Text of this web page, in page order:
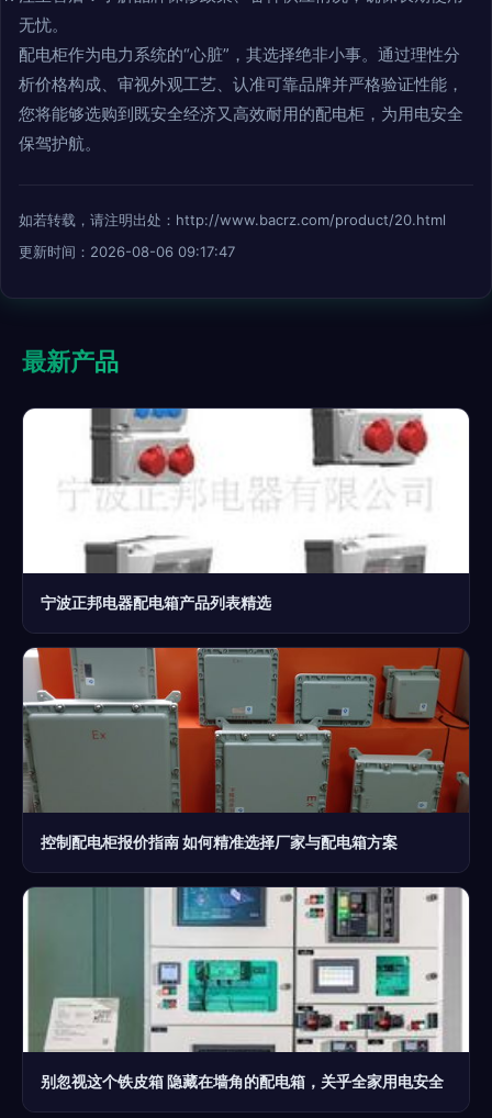
无忧。
配电柜作为电力系统的“心脏”，其选择绝非小事。通过理性分
析价格构成、审视外观工艺、认准可靠品牌并严格验证性能，
您将能够选购到既安全经济又高效耐用的配电柜，为用电安全
保驾护航。
如若转载，请注明出处：http://www.bacrz.com/product/20.html
更新时间：2026-08-06 09:17:47
最新产品
宁波正邦电器配电箱产品列表精选
控制配电柜报价指南 如何精准选择厂家与配电箱方案
别忽视这个铁皮箱 隐藏在墙角的配电箱，关乎全家用电安全